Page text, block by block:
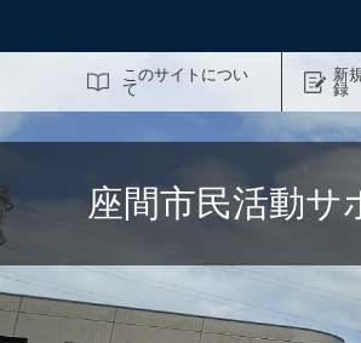
このサイトについ
て
新
録
座間市民活動